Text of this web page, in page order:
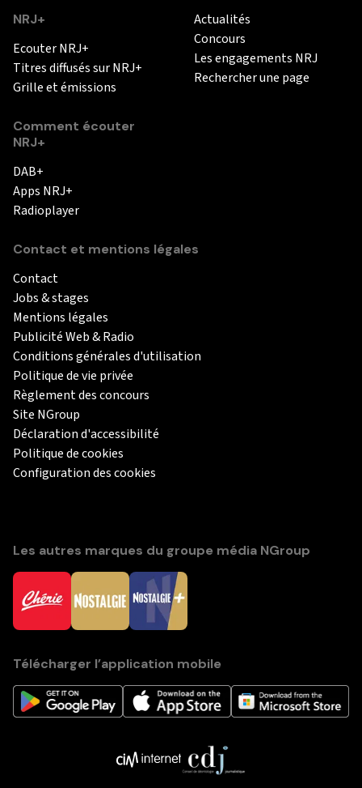
NRJ+
Ecouter NRJ+
Titres diffusés sur NRJ+
Grille et émissions
Comment écouter
NRJ+
DAB+
Apps NRJ+
Radioplayer
Actualités
Concours
Les engagements NRJ
Rechercher une page
Contact et mentions légales
Contact
Jobs & stages
Mentions légales
Publicité Web & Radio
Conditions générales d'utilisation
Politique de vie privée
Règlement des concours
Site NGroup
Déclaration d'accessibilité
Politique de cookies
Configuration des cookies
Les autres marques du groupe média NGroup
Télécharger l’application mobile